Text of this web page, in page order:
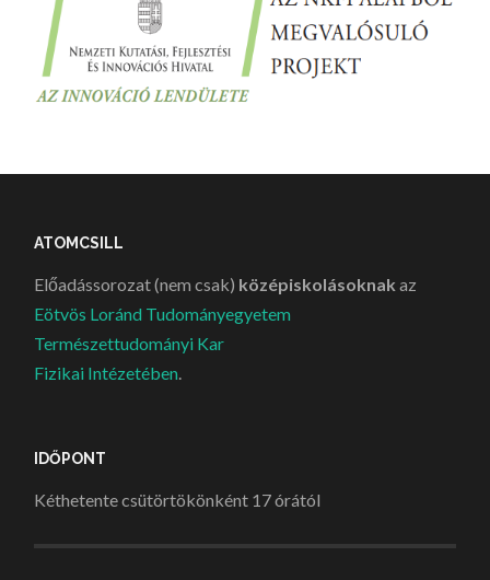
ATOMCSILL
Előadássorozat (nem csak) középiskolásoknak az
Eötvös Loránd Tudományegyetem
Természettudományi Kar
Fizikai Intézetében.
IDŐPONT
Kéthetente csütörtökönként 17 órától